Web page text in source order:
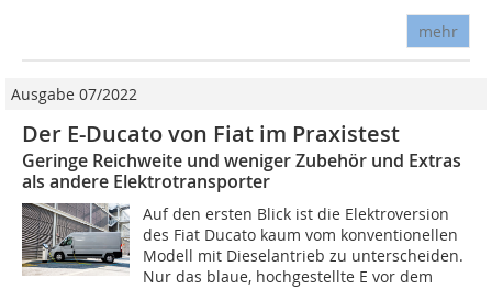
mehr
Ausgabe 07/2022
Der E-Ducato von Fiat im Praxistest
Geringe Reichweite und weniger Zubehör und Extras
als andere Elektrotransporter
Auf den ersten Blick ist die Elektroversion
des Fiat Ducato kaum vom konventionellen
Modell mit Dieselantrieb zu unterscheiden.
Nur das blaue, hochgestellte E vor dem